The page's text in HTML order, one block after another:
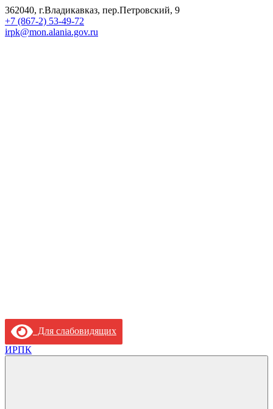
362040, г.Владикавказ, пер.Петровский, 9
+7 (867-2) 53-49-72
irpk@mon.alania.gov.ru
Для слабовидящих
ИРПК